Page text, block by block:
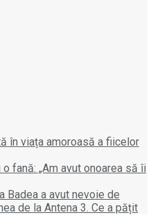
în viața amoroasă a fiicelor
fană: „Am avut onoarea să îi
Badea a avut nevoie de
de la Antena 3. Ce a pățit